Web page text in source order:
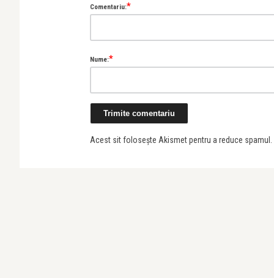
Comentariu:*
Nume:*
Acest sit folosește Akismet pentru a reduce spamul.